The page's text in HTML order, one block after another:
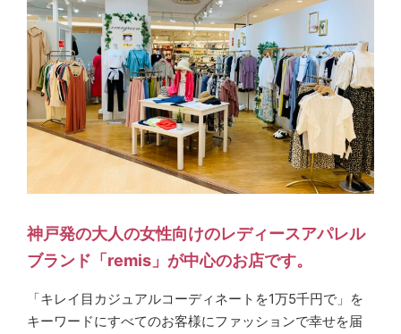
神戸発の大人の女性向けのレディースアパレル
ブランド「remis」が中心のお店です。
「キレイ目カジュアルコーディネートを1万5千円で」を
キーワードにすべてのお客様にファッションで幸せを届